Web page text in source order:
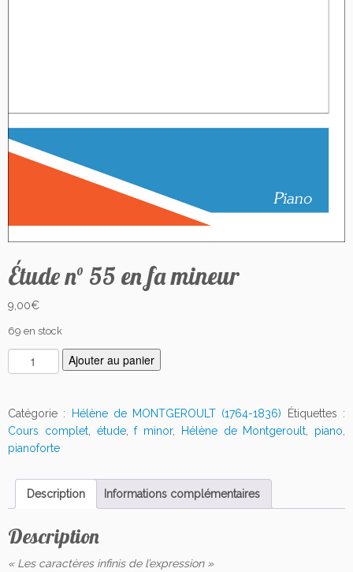
Étude n° 55 en fa mineur
9,00€
69 en stock
u
n
t
i
e
É
u
Ajouter au panier
Catégorie : Hélène de MONTGEROULT (1764-1836)
Étiquettes :
Cours complet, étude,f minor, Hélène de Montgeroult piano
pianoforte
Description Informations complémentaires
Description
« Les caractères infinis de l’expression »